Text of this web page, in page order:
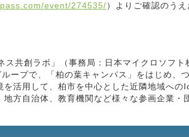
event/274535/）よりご確認のうえ
共創ラボ」（事務局：日本マイクロソフト
プで、「柏の葉キャンパス」をはじめ、つ
活用して、柏市を中心とした近隣地域への
方自治体、教育機関など様々な参画企業・